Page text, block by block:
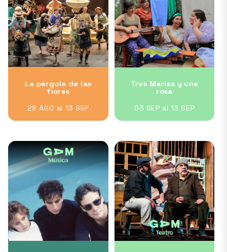
La pérgola de las
flores
28 AGO al 13 SEP
Tres Marías y una
rosa
03 SEP al 13 SEP